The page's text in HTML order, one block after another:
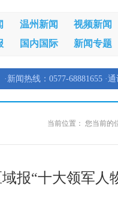
温州新闻 视频新闻
国内国际 新闻专题
·新闻热线：0577-68881655 ·
当前位置： 您当前的
报“十大领军人